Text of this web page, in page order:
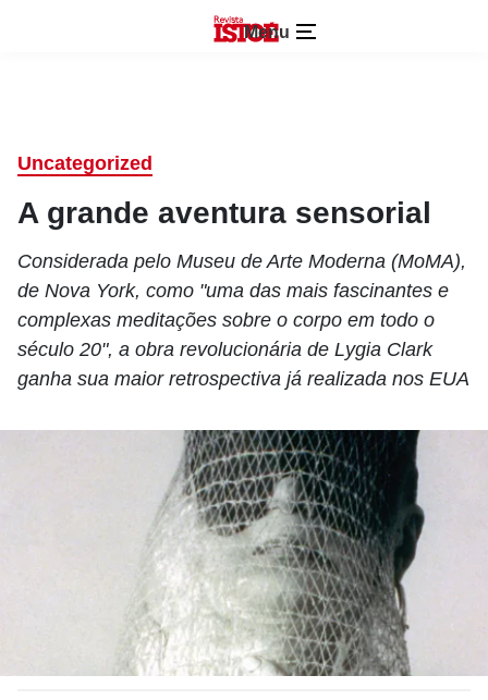
Menu
Uncategorized
A grande aventura sensorial
Considerada pelo Museu de Arte Moderna (MoMA),
de Nova York, como "uma das mais fascinantes e
complexas meditações sobre o corpo em todo o
século 20", a obra revolucionária de Lygia Clark
ganha sua maior retrospectiva já realizada nos EUA